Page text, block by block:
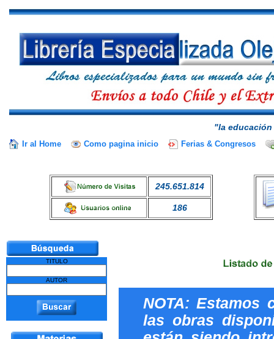
"la
Ir al Home Como pagina inicio Ferias & Congresos
245.651.814
186
TITULO
AUTOR
NOTA: Estamos
las obras